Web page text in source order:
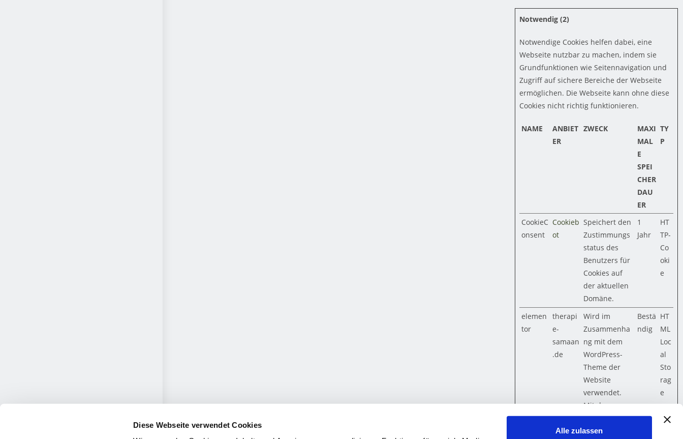
Diese Webseite verwendet Cookies
Alle zulassen
Notwendig (2)
Notwendige Cookies helfen dabei, eine
Webseite nutzbar zu machen, indem sie
Grundfunktionen wie Seitennavigation und
Zugriff auf sichere Bereiche der Webseite
ermöglichen. Die Webseite kann ohne diese
Cookies nicht richtig funktionieren.
NAME
ANBIET
ER
ZWECK
MAXI
MAL
E
SPEI
CHER
DAU
ER
TY
P
CookieC
onsent
Cookieb
ot
Speichert den
Zustimmungs
status des
Benutzers für
Cookies auf
der aktuellen
Domäne.
1
Jahr
HT
TP-
Co
oki
e
elemen
tor
therapi
e-
samaan
.de
Wird im
Zusammenha
ng mit dem
WordPress-
Theme der
Website
verwendet.
Mit dem
Cookie kann
der Website-
Bestä
ndig
HT
ML
Loc
al
Sto
rag
e